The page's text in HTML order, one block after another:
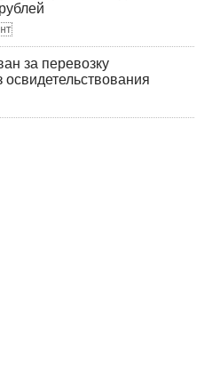
за перевозку